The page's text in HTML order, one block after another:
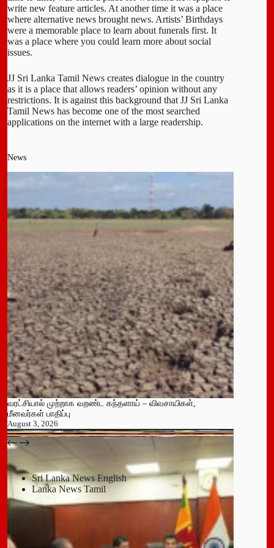
write new feature articles. At another time it was a place
where alternative news brought news. Artists’ Birthdays
were a memorable place to learn about funerals first. It
was a place where you could learn more about social
issues.
JJ Sri Lanka Tamil News creates dialogue in the country
as it is a place that allows readers’ opinion without any
restrictions. It is against this background that JJ Sri Lanka
Tamil News has become one of the most searched
applications on the internet with a large readership.
News
வரட்சியால் முற்றாக வறண்ட கந்தளாய் – விவசாயிகள்,
மீனவர்கள் பாதிப்பு
August 3, 2026
பதுளை மாநகர சபையின் NPP உறுப்பினர் திடீர் ராஜினாமா!
July 14, 2026
Sri Lanka News English
Lanka News Tamil